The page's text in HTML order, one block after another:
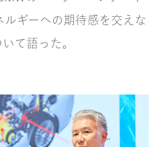
ギーへの期待感を交えな
て語った。